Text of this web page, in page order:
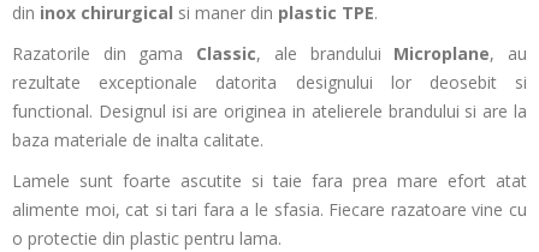
din inox chirurgical si maner din plastic TPE.
Razatorile din gama Classic, ale brandului Microplane, au
rezultate exceptionale datorita designului lor deosebit si
functional. Designul isi are originea in atelierele brandului si are la
baza materiale de inalta calitate.
Lamele sunt foarte ascutite si taie fara prea mare efort atat
alimente moi, cat si tari fara a le sfasia. Fiecare razatoare vine cu
o protectie din plastic pentru lama.